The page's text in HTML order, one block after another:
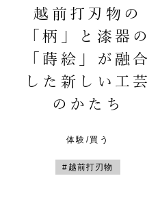
越前打刃物の
「柄」と漆器の
「蒔絵」が融合
した新しい工芸
のかたち
体験/買う
#越前打刃物